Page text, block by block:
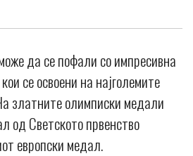
да се пофали со импресивна
се освоени на најголемите
златните олимписки медали
од Светското првенство
европски медал.